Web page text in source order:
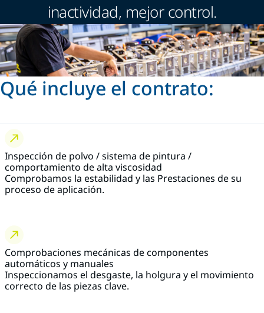
inactividad, mejor control.
Qué incluye el contrato:
Inspección de polvo / sistema de pintura /
comportamiento de alta viscosidad
Comprobamos la estabilidad y las Prestaciones de su
proceso de aplicación.
Comprobaciones mecánicas de componentes
automáticos y manuales
Inspeccionamos el desgaste, la holgura y el movimiento
correcto de las piezas clave.